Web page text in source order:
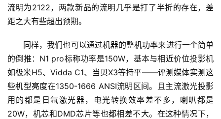
I
快
讯
创
流明为2122，两款新品的流明几乎是打了半折的存在，差
距之大有些超出预期。
同样，我们也可以通过机器的整机功率来进行一个简单
的倒推：N1 pro标称功率是150W，基本与相近价位投影机
如极米H5、Vidda C1、当贝X3等持平——评测媒体实测这
些机型亮度在1350-1666 ANSI流明区间。且主流激光投影
用的都是日氩激光器，电光转换效率差不多，喇叭都是
20W，机芯和DMD芯片等也都相差不大。在这种情况下，